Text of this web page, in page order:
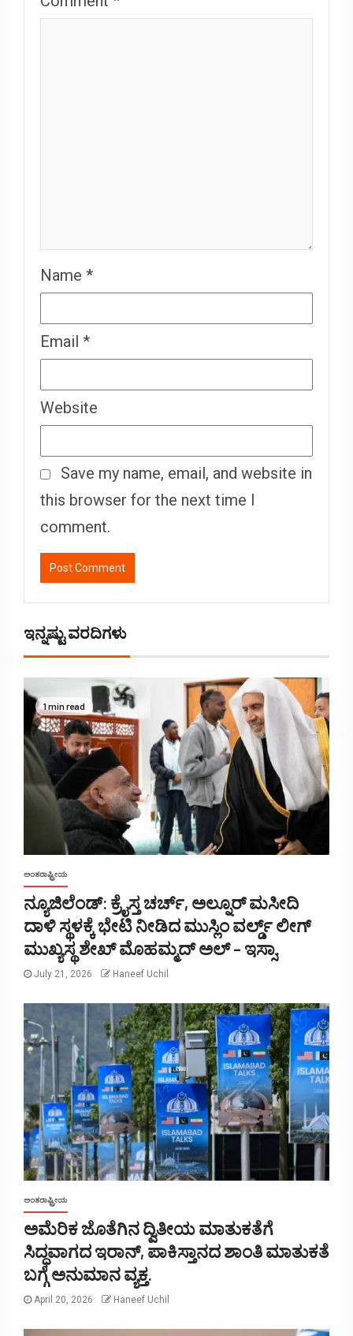
Name *
Email *
Website
Save my name, email, and website in
this browser for the next time I
comment.
ಇನ್ನಷ್ಟು ವರದಿಗಳು
1 min read
ಅಂತರಾಷ್ಟ್ರೀಯ
ನ್ಯೂಜಿಲೆಂಡ್: ಕ್ರೈಸ್ತ ಚರ್ಚ್, ಅಲ್ನೂರ್ ಮಸೀದಿ
ದಾಳಿ ಸ್ಥಳಕ್ಕೆ ಭೇಟಿ ನೀಡಿದ ಮುಸ್ಲಿಂ ವರ್ಲ್ಡ್ ಲೀಗ್
ಮುಖ್ಯಸ್ಥ ಶೇಖ್ ಮೊಹಮ್ಮದ್ ಅಲ್ – ಇಸ್ಸಾ.
July 21, 2026 Haneef Uchil
ಅಂತರಾಷ್ಟ್ರೀಯ
ಅಮೆರಿಕ ಜೊತೆಗಿನ ದ್ವಿತೀಯ ಮಾತುಕತೆಗೆ
ಸಿದ್ಧವಾಗದ ಇರಾನ್, ಪಾಕಿಸ್ತಾನದ ಶಾಂತಿ ಮಾತುಕತೆ
ಬಗ್ಗೆ ಅನುಮಾನ ವ್ಯಕ್ತ.
April 20, 2026 Haneef Uchil